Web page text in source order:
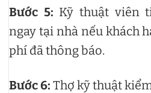
Bước 5: Kỹ thuật viên
ngay tại nhà nếu khách
phí đã thông báo.
Bước 6: Thợ kỹ thuật